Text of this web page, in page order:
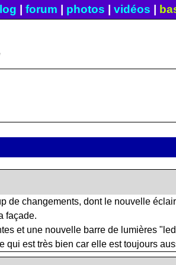
forum photos vidéos
de changements, dont le nouvelle
façade.
et une nouvelle barre de lumières
qui est très bien car elle est toujours